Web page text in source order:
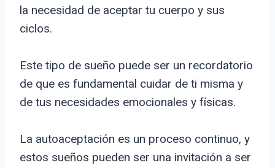
la necesidad de aceptar tu cuerpo y sus
ciclos.
Este tipo de sueño puede ser un recordatorio
de que es fundamental cuidar de ti misma y
de tus necesidades emocionales y físicas.
La autoaceptación es un proceso continuo, y
estos sueños pueden ser una invitación a ser